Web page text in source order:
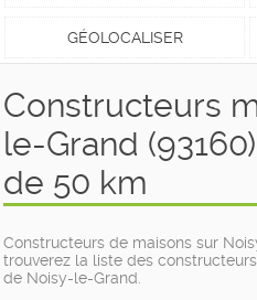
GÉOLOCALISER
Constructeurs
le-Grand
de 50 km
Constructeurs de maisons sur
trouverez la liste des
de Noisy-le-Grand.